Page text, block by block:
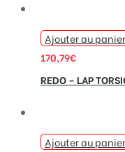
Ajouter au panier
170,79€
REDO – LAP
Ajouter au panier